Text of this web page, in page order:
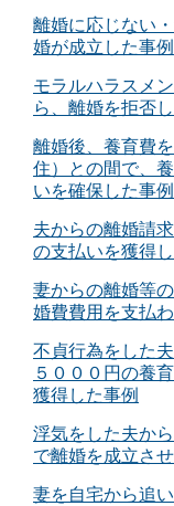
離婚に応じない
婚が成立した事例
モラルハラスメ
ら、離婚を拒否
離婚後、養育費
住）との間で、
いを確保した事例
夫からの離婚請
の支払いを獲得
妻からの離婚等
婚費費用を支払
不貞行為をした
５０００円の養
獲得した事例
浮気をした夫か
で離婚を成立さ
妻を自宅から追